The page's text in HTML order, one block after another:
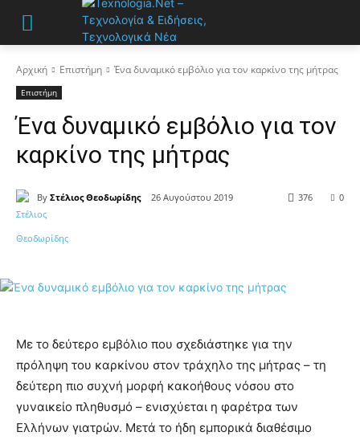
Αρχική Επιστήμη Ένα δυναμικό εμβόλιο για τον καρκίνο της μήτρας
Επιστήμη
Ένα δυναμικό εμβόλιο για τον
καρκίνο της μήτρας
By Στέλιος Θεοδωρίδης 26 Αυγούστου 2019 0
376
Με το δεύτερο εμβόλιο που σχεδιάστηκε για την
πρόληψη του καρκίνου στον τράχηλο της μήτρας – τη
δεύτερη πιο συχνή μορφή κακοήθους νόσου στο
γυναικείο πληθυσμό – ενισχύεται η φαρέτρα των
Ελλήνων γιατρών. Μετά το ήδη εμπορικά διαθέσιμο